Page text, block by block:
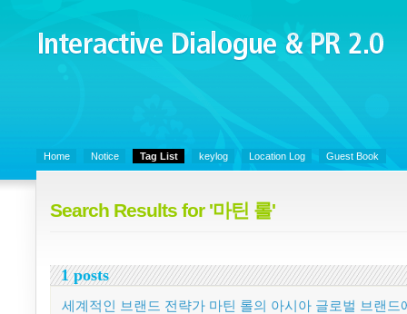
Interactive Dialogue &
PR 2.0
Home Notice Tag List keylog Location Log Guest Book
Search Results for '마틴 롤'
1 posts
세계적인 브랜드 전략가 마틴 롤의 아시아 글로벌 브랜드